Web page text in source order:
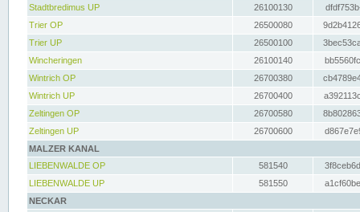
Stadtbredimus UP
26100130
Trier OP
26500080
Trier UP
26500100
Wincheringen
26100140
Wintrich OP
26700380
Wintrich UP
26700400
Zeltingen OP
26700580
Zeltingen UP
26700600
MALZER KANAL
LIEBENWALDE OP
581540
LIEBENWALDE UP
581550
NECKAR